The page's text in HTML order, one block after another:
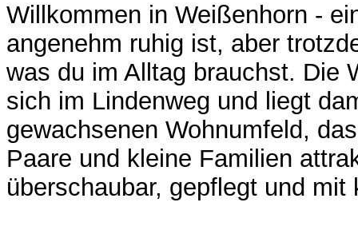
Willkommen in Weißenhorn -
angenehm ruhig ist, aber
was du im Alltag brauchst. Die
sich im Lindenweg und liegt
gewachsenen Wohnumfeld,
Paare und kleine Familien
überschaubar, gepflegt und mit